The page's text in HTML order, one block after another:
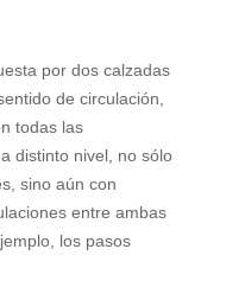
por dos calzadas
de circulación,
todas las
distinto nivel, no sólo
sino aún con
entre ambas
los pasos